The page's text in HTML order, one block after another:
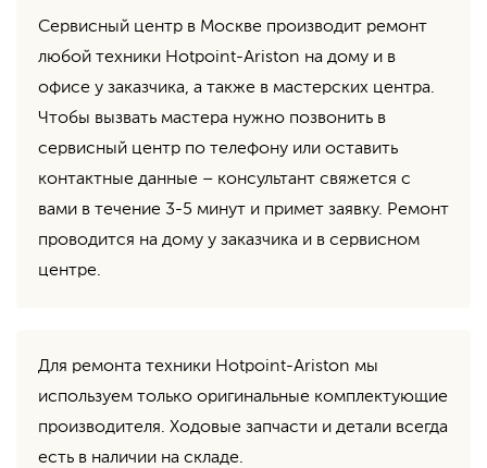
Сервисный центр в Москве производит ремонт
любой техники Hotpoint-Ariston на дому и в
офисе у заказчика, а также в мастерских центра.
Чтобы вызвать мастера нужно позвонить в
сервисный центр по телефону или оставить
контактные данные – консультант свяжется с
вами в течение 3-5 минут и примет заявку. Ремонт
проводится на дому у заказчика и в сервисном
центре.
Для ремонта техники Hotpoint-Ariston мы
используем только оригинальные комплектующие
производителя. Ходовые запчасти и детали всегда
есть в наличии на складе.